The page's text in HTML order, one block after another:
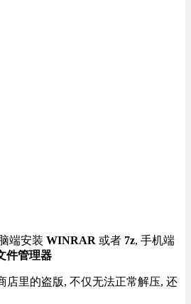
端安装 WINRAR 或者 7z, 手机端
件管理器
店里的盗版, 不仅无法正常解压, 还